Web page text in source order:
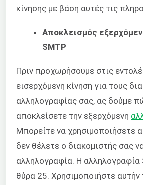
κίνησης με βάση αυτές τις
Αποκλεισμός
SMTP
Πριν προχωρήσουμε στις
εισερχόμενη κίνηση για τους
αλληλογραφίας σας, ας δούμε
αποκλείσετε την εξερχόμενη
Μπορείτε να χρησιμοποιήσετε
δεν θέλετε ο διακομιστής σας
αλληλογραφία. Η αλληλογραφία
θύρα 25. Χρησιμοποιήστε αυτήν